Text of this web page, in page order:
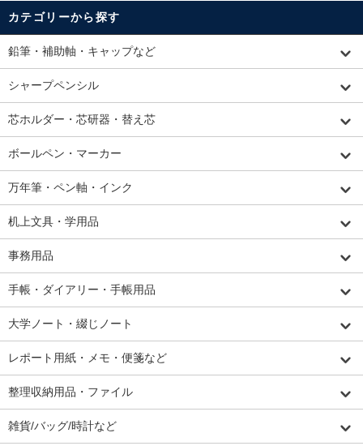
カテゴリーから探す
鉛筆・補助軸・キャップなど
シャープペンシル
芯ホルダー・芯研器・替え芯
ボールペン・マーカー
万年筆・ペン軸・インク
机上文具・学用品
事務用品
手帳・ダイアリー・手帳用品
大学ノート・綴じノート
レポート用紙・メモ・便箋など
整理収納用品・ファイル
雑貨/バッグ/時計など